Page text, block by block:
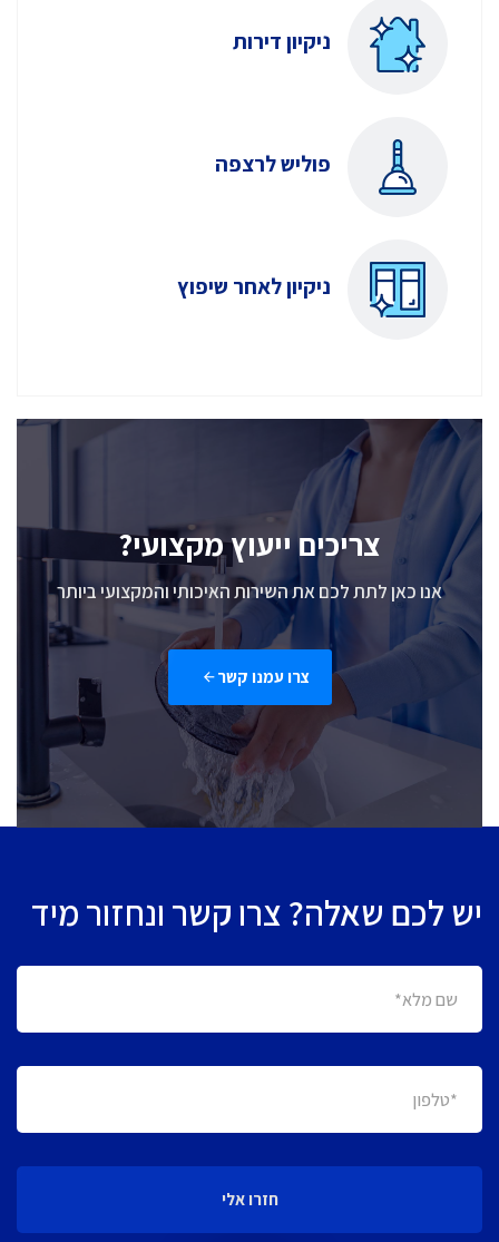
ניקיון דירות
פוליש לרצפה
ניקיון לאחר שיפוץ
צריכים ייעוץ מקצועי?
אנו כאן לתת לכם את השירות האיכותי והמקצועי ביותר
צרו עמנו קשר
יש לכם שאלה? צרו קשר ונחזור מיד
חזרו אלי